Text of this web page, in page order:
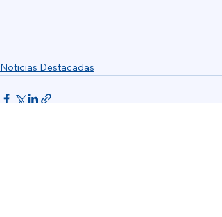
Noticias Destacadas